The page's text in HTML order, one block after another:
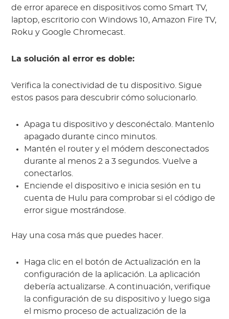
de error aparece en dispositivos como Smart TV,
laptop, escritorio con Windows 10, Amazon Fire TV,
Roku y Google Chromecast.
La solución al error es doble:
Verifica la conectividad de tu dispositivo. Sigue
estos pasos para descubrir cómo solucionarlo.
Apaga tu dispositivo y desconéctalo. Mantenlo
apagado durante cinco minutos.
Mantén el router y el módem desconectados
durante al menos 2 a 3 segundos. Vuelve a
conectarlos.
Enciende el dispositivo e inicia sesión en tu
cuenta de Hulu para comprobar si el código de
error sigue mostrándose.
Hay una cosa más que puedes hacer.
Haga clic en el botón de Actualización en la
configuración de la aplicación. La aplicación
debería actualizarse. A continuación, verifique
la configuración de su dispositivo y luego siga
el mismo proceso de actualización de la